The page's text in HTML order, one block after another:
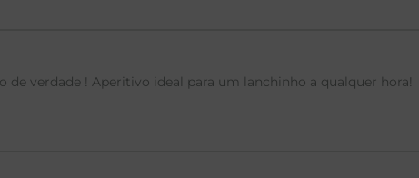
de verdade ! Aperitivo ideal para um lanchinho a qualquer hora!